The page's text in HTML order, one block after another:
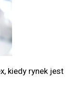
kiedy rynek jest